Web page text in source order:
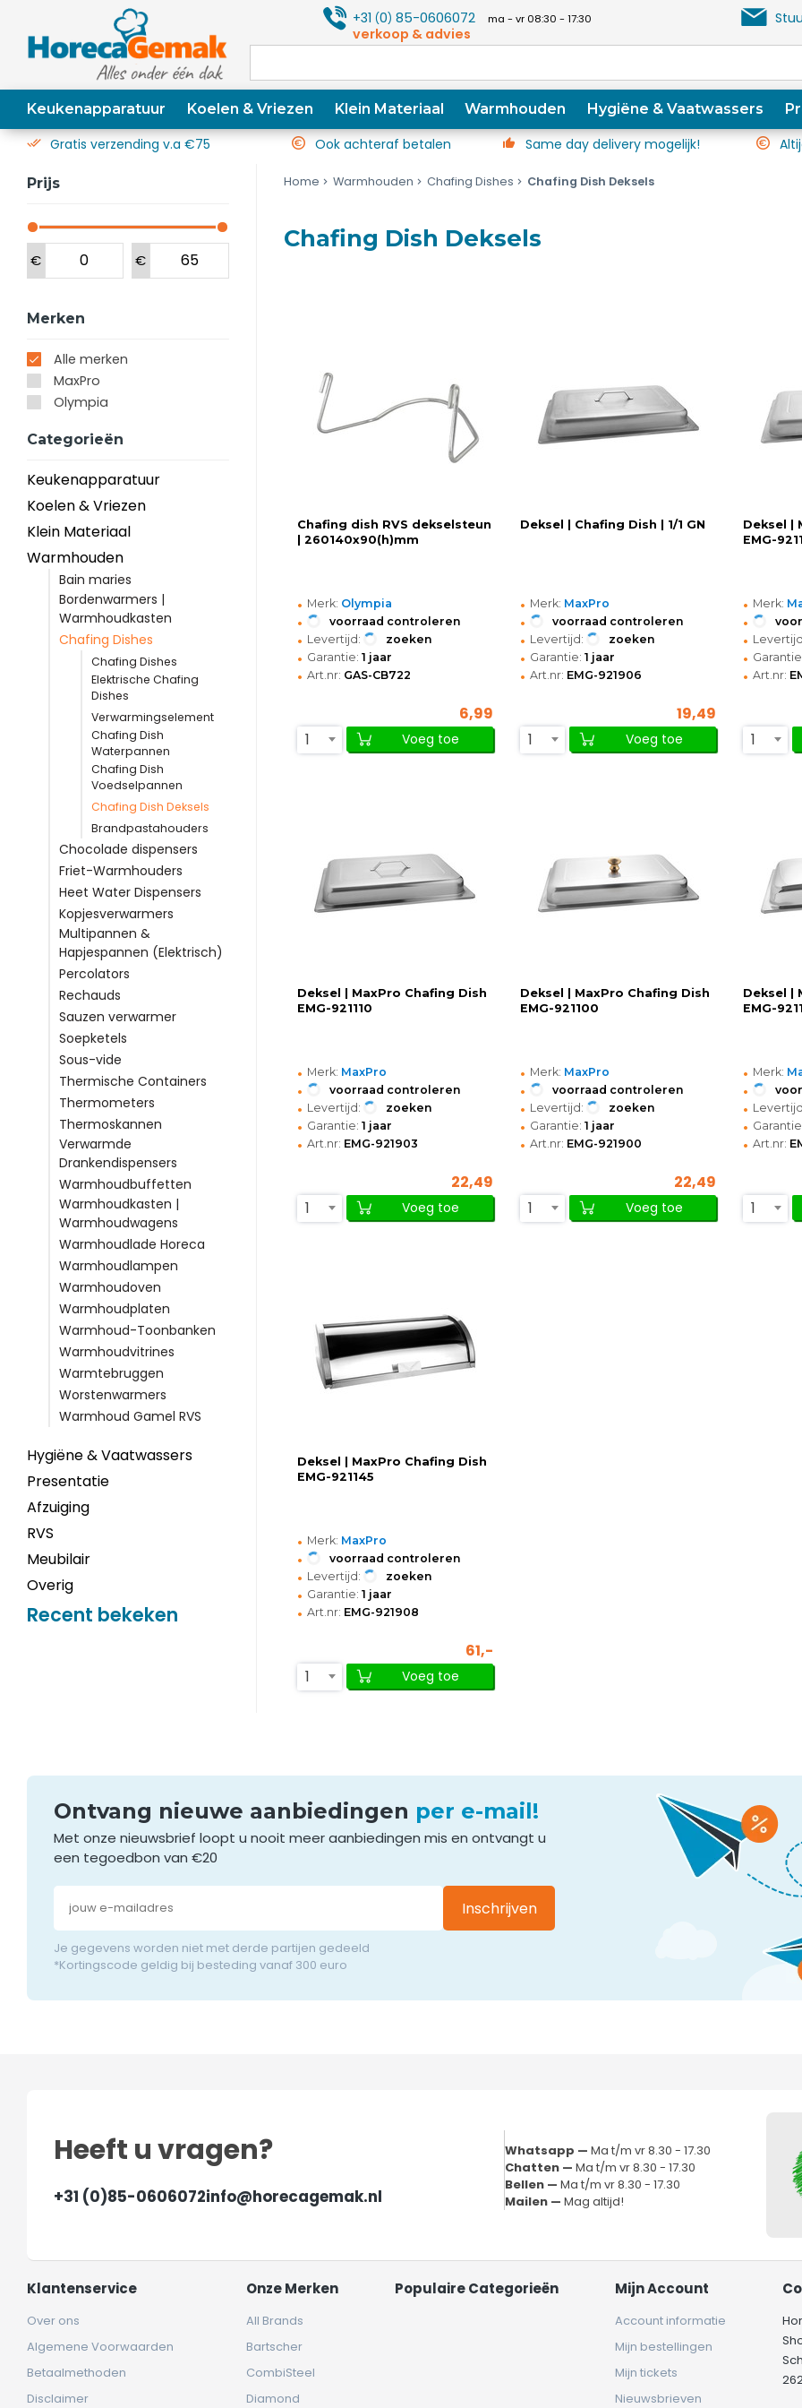
+31(0) 85-0606072 ma - vr 08:30 - 17:30
verkoop & advies
Keukenapparatuur Koelen & Vriezen Klein Materiaal Warmhouden Hygiëne & Vaatwassers
Gratis verzending v.a €75 Ook achteraf betalen Same day delivery mogelijk!
Prijs
€ €
Merken
Alle merken
MaxPro
Olympia
Categorieën
Keukenapparatuur
Koelen & Vriezen
Klein Materiaal
Warmhouden
Bain maries
Bordenwarmers |
Warmhoudkasten
Chafing Dishes
Chafing Dishes
Elektrische Chafing
Dishes
Verwarmingselement
Chafing Dish
Waterpannen
Chafing Dish
Voedselpannen
Chafing Dish Deksels
Brandpastahouders
Chocolade dispensers
Friet-Warmhouders
Heet Water Dispensers
Kopjesverwarmers
Multipannen &
Hapjespannen (Elektrisch)
Percolators
Rechauds
Sauzen verwarmer
Soepketels
Sous-vide
Thermische Containers
Thermometers
Thermoskannen
Verwarmde
Drankendispensers
Warmhoudbuffetten
Warmhoudkasten |
Warmhoudwagens
Warmhoudlade Horeca
Warmhoudlampen
Warmhoudoven
Warmhoudplaten
Warmhoud-Toonbanken
Warmhoudvitrines
Warmtebruggen
Worstenwarmers
Warmhoud Gamel RVS
Hygiëne & Vaatwassers
Presentatie
Afzuiging
RVS
Meubilair
Overig
Recent bekeken
Home Warmhouden Chafing Dishes Chafing Dish Deksels
Chafing Dish Deksels
Chafing dish RVS dekselsteun
| 260140x90(h)mm
• Merk: Olympia
• voorraad controleren
• Levertijd: zoeken
• Garantie: 1 jaar
• Art.nr: GAS-CB722
6,99
1
Voeg toe
Deksel | Chafing Dish | 1/1 GN
• Merk: MaxPro
• voorraad controleren
• Levertijd: zoeken
• Garantie: 1 jaar
• Art.nr: EMG-921906
19,49
1
Voeg toe
Deksel |
EMG-
• Merk:
•
•
•
• Art.nr:
1
Deksel | MaxPro Chafing Dish
EMG-921110
• Merk: MaxPro
• voorraad controleren
• Levertijd: zoeken
• Garantie: 1 jaar
• Art.nr: EMG-921903
22,49
1
Voeg toe
Deksel | MaxPro Chafing Dish
EMG-921100
• Merk: MaxPro
• voorraad controleren
• Levertijd: zoeken
• Garantie: 1 jaar
• Art.nr: EMG-921900
22,49
1
Voeg toe
Deksel |
EMG-
• Merk:
•
•
•
• Art.nr:
1
Deksel | MaxPro Chafing Dish
EMG-921145
• Merk: MaxPro
• voorraad controleren
• Levertijd: zoeken
• Garantie: 1 jaar
• Art.nr: EMG-921908
61,-
1
Voeg toe
Ontvang nieuwe aanbiedingen per e-mail!
Met onze nieuwsbrief loopt u nooit meer aanbiedingen mis en ontvangt u
een tegoedbon van €20
Inschrijven
Je gegevens worden niet met derde partijen gedeeld
*Kortingscode geldig bij besteding vanaf 300 euro
Heeft u vragen?
+31 (0)85-0606072info@horecagemak.nl
Whatsapp —Ma t/m vr 8.30 - 17.30
Chatten —Ma t/m vr 8.30 - 17.30
Bellen —Ma t/m vr 8.30 - 17.30
Mailen —Mag altijd!
Klantenservice
Over ons
Algemene Voorwaarden
Betaalmethoden
Disclaimer
Onze Merken
All Brands
Bartscher
CombiSteel
Diamond
Populaire Categorieën Mijn Account
Account informatie
Mijn bestellingen
Mijn tickets
Nieuwsbrieven